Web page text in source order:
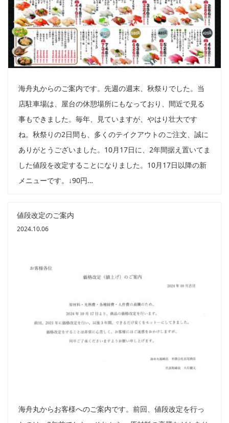
海舟丸からのご案内です。先週の週末、秋祭りでした。当
店駐車場は、屋台の休憩場所にもなっており、間近で見る
事もできました。毎年、見ていますが、やはり壮大です
ね。秋祭りの2日間も、多くのテイクアウトのご注文、誠に
ありがとうございました。10月17日に、2年間据え置いてま
した値段を改定することになりました。10月17日以降の新
メニューです。↓90円…
値段改定のご案内
2024.10.06
海舟丸からお客様へのご案内です。前回、値段改定を行っ